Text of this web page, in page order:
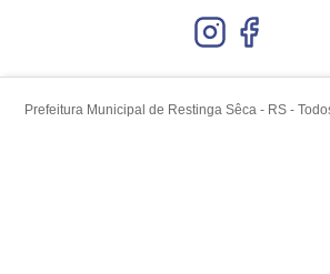
Prefeitura Municipal de Restinga Sêca - RS -